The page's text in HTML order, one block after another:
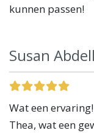
kunnen passen!
Susan
Wat een
Thea, wat een